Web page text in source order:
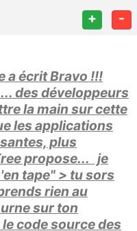
+ -
a écrit Bravo !!!
des développeurs
la main sur cette
les applications
plus
propose... je
tape" > tu sors
rien au
sur ton
code source des